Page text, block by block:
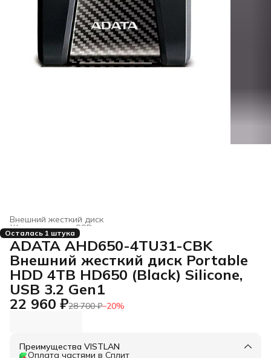
Внешний жесткий диск
Жесткие диски, SSD и сетевые накопители
Электроника
Главная ›
Осталась 1 штука
ADATA AHD650-4TU31-CBK
Внешний жесткий диск Portable
HDD 4TB HD650 (Black) Silicone,
USB 3.2 Gen1
22 960 ₽28 700 ₽−20%
Преимущества VISTLAN
Оплата частями в Сплит